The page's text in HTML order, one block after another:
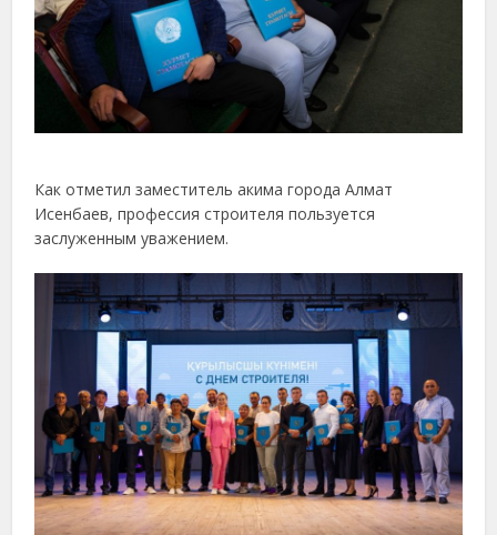
Как отметил заместитель акима города Алмат
Исенбаев, профессия строителя пользуется
заслуженным уважением.